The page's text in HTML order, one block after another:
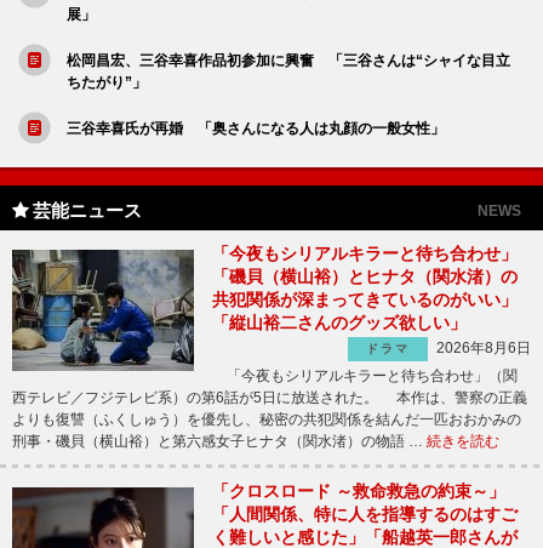
展」
松岡昌宏、三谷幸喜作品初参加に興奮 「三谷さんは“シャイな目立
ちたがり”」
三谷幸喜氏が再婚 「奥さんになる人は丸顔の一般女性」
芸能ニュース NEWS
「今夜もシリアルキラーと待ち合わせ」
「磯貝（横山裕）とヒナタ（関水渚）の
共犯関係が深まってきているのがいい」
「縦山裕二さんのグッズ欲しい」
ドラマ
2026年8月6日
「今夜もシリアルキラーと待ち合わせ」（関
西テレビ／フジテレビ系）の第6話が5日に放送された。 本作は、警察の正義
よりも復讐（ふくしゅう）を優先し、秘密の共犯関係を結んだ一匹おおかみの
刑事・磯貝（横山裕）と第六感女子ヒナタ（関水渚）の物語 … 続きを読む
「クロスロード ～救命救急の約束～」
「人間関係、特に人を指導するのはすご
く難しいと感じた」「船越英一郎さんが